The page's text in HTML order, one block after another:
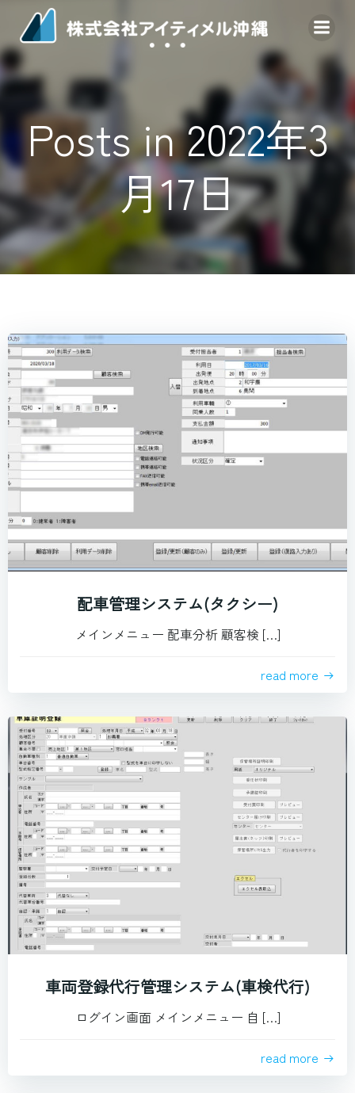
ン
テ
へ
ッ
プ
Posts in 2022年3
月17日
配車管理システム(タクシー)
メインメニュー 配車分析 顧客検 […]
read more
車両登録代行管理システム(車検代行)
ログイン画面 メインメニュー 自 […]
read more